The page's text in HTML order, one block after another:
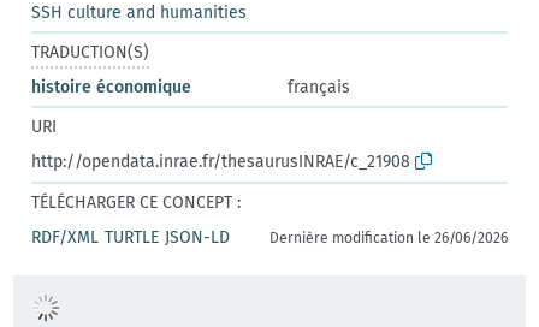
SSH culture and humanities
TRADUCTION(S)
histoire économique
français
URI
http://opendata.inrae.fr/thesaurusINRAE/c_21908
TÉLÉCHARGER CE CONCEPT :
RDF/XML TURTLE JSON-LD Dernière modification le 26/06/2026